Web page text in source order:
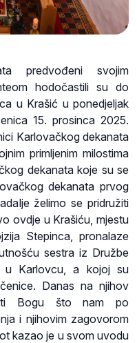
predvođeni svojim
hodočastili su do
u Krašić u ponedjeljak
15. prosinca 2025.
Karlovačkog dekanata
primljenim milostima
dekanata koje su se
dekanata prvog
želimo se pridružiti
ovdje u Krašiću, mjestu
Stepinca, pronalaze
sestra iz Družbe
u Karlovcu, a kojoj su
Danas na njihov
Bogu što nam po
i njihovim zagovorom
kazao je u svom uvodu